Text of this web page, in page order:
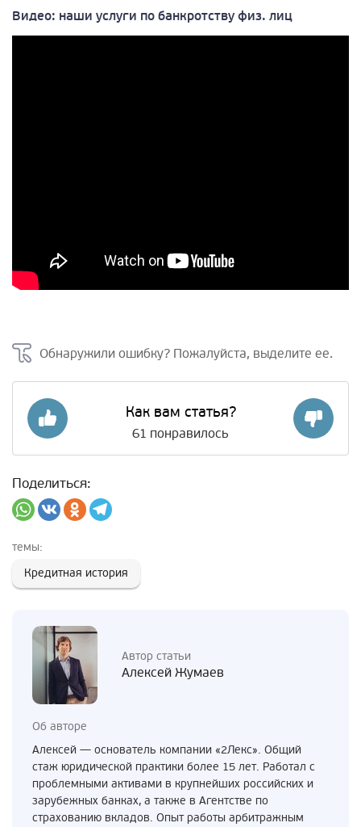
Видео: наши услуги по банкротству физ. лиц
Обнаружили ошибку? Пожалуйста, выделите ее.
Как вам статья?
61 понравилось
Поделиться:
темы:
Кредитная история
Автор статьи
Алексей Жумаев
Об авторе
Алексей — основатель компании «2Лекс». Общий
стаж юридической практики более 15 лет. Работал с
проблемными активами в крупнейших российских и
зарубежных банках, а также в Агентстве по
страхованию вкладов. Опыт работы арбитражным